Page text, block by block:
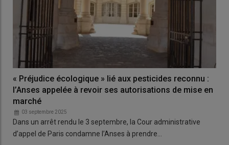
« Préjudice écologique » lié aux pesticides reconnu :
l’Anses appelée à revoir ses autorisations de mise en
marché
03 septembre 2025
Dans un arrêt rendu le 3 septembre, la Cour administrative
d’appel de Paris condamne l’Anses à prendre…